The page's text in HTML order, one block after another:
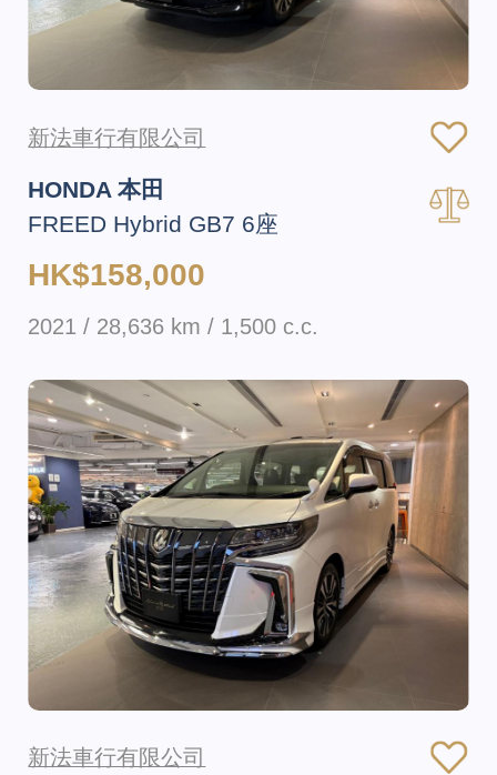
新法車行有限公司
HONDA 本田
FREED Hybrid GB7 6座
HK$158,000
2021 / 28,636 km / 1,500 c.c.
新法車行有限公司